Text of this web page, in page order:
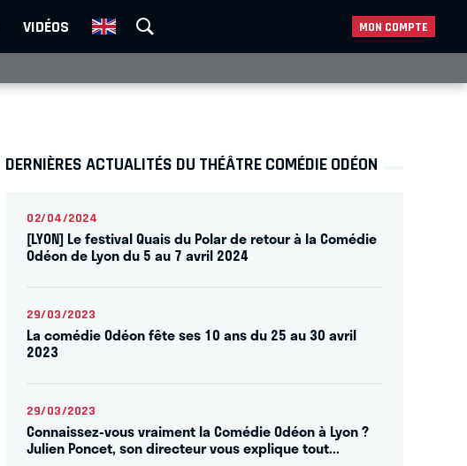
VIDÉOS MON COMPTE
DERNIÈRES ACTUALITÉS DU THÉÂTRE COMÉDIE ODÉON
02/04/2024
[LYON] Le festival Quais du Polar de retour à la Comédie
Odéon de Lyon du 5 au 7 avril 2024
29/03/2023
La comédie Odéon fête ses 10 ans du 25 au 30 avril
2023
29/03/2023
Connaissez-vous vraiment la Comédie Odéon à Lyon ?
Julien Poncet, son directeur vous explique tout...